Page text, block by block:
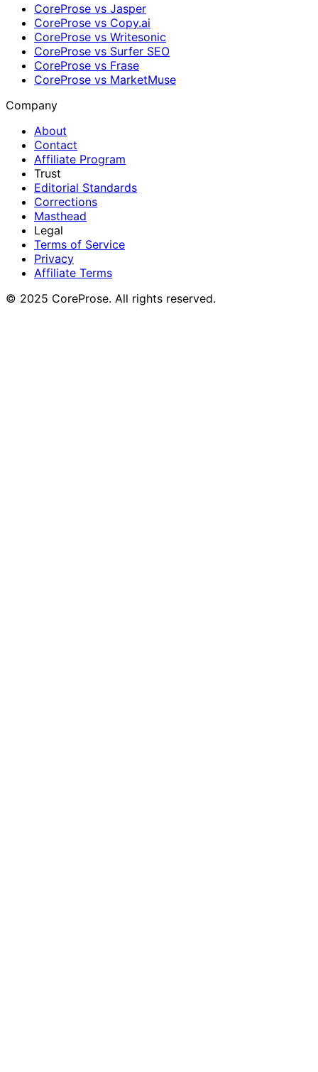
CoreProse vs Jasper
CoreProse vs Copy.ai
CoreProse vs Writesonic
CoreProse vs Surfer SEO
CoreProse vs Frase
CoreProse vs MarketMuse
Company
About
Contact
Affiliate Program
Trust
Editorial Standards
Corrections
Masthead
Legal
Terms of Service
Privacy
Affiliate Terms
© 2025 CoreProse. All rights reserved.